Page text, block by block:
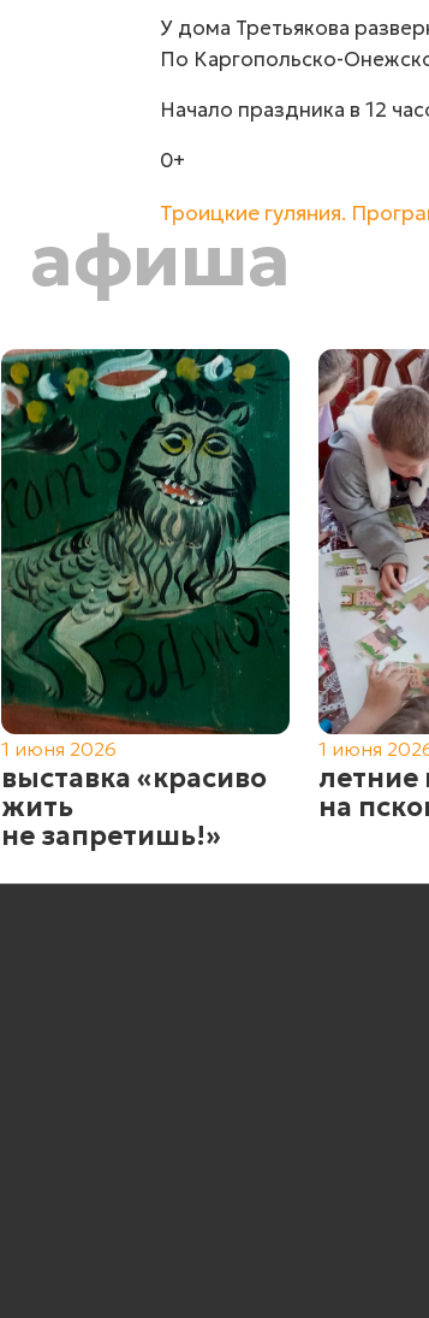
У дома Третьякова
По Каргопольско-
Начало праздника в 12
0+
Троицкие гуляния.
афиша
1 июня 2026
выставка «красиво
жить
не запретишь!»
1 июня
летние
на